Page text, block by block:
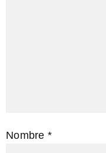
Nombre *